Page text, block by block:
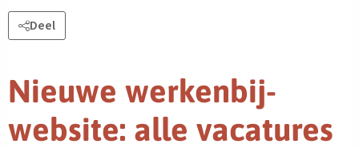
Deel
Nieuwe werkenbij-
website: alle vacatures